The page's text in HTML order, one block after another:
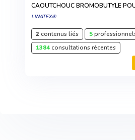
CAOUTCHOUC BROMOBUTYLE
LINATEX®
2contenus liés 5
1384consultations récentes